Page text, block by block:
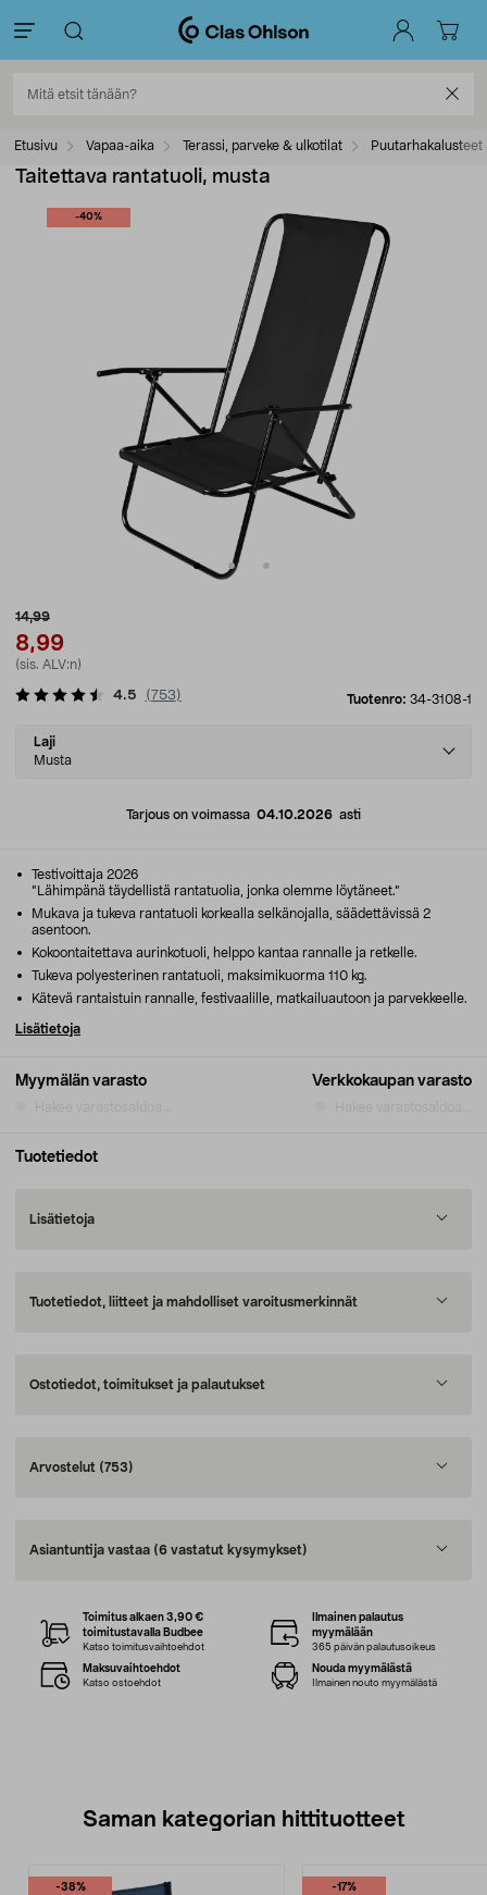
Etusivu Vapaa-aika Terassi, parveke & ulkotilat Puutarhakalusteet
Taitettava rantatuoli, musta
-40%
14,99
8,99
(sis. ALV:n)
Tuotenro: 34-3108-1
4.5 (753)
Select
variant
Laji
Musta
Tarjous on voimassa 04.10.2026 asti
Myymälän varasto Verkkokaupan varasto
Testivoittaja 2026
”Lähimpänä täydellistä rantatuolia, jonka olemme löytäneet.”
Mukava ja tukeva rantatuoli korkealla selkänojalla, säädettävissä 2
asentoon.
Kokoontaitettava aurinkotuoli, helppo kantaa rannalle ja retkelle.
Tukeva polyesterinen rantatuoli, maksimikuorma 110 kg.
Kätevä rantaistuin rannalle, festivaalille, matkailuautoon ja parvekkeelle.
Lisätietoja
Tuotetiedot
Lisätietoja
Tuotetiedot, liitteet ja mahdolliset varoitusmerkinnät
Ostotiedot, toimitukset ja palautukset
Arvostelut (753)
Asiantuntija vastaa (6 vastatut kysymykset)
Toimitus alkaen 3,90 €
toimitustavalla Budbee
Katso toimitusvaihtoehdot
Ilmainen palautus
myymälään
365 päivän palautusoikeus
Maksuvaihtoehdot
Katso ostoehdot
Nouda myymälästä
Ilmainen nouto myymälästä
Saman kategorian hittituotteet
-38% -17%